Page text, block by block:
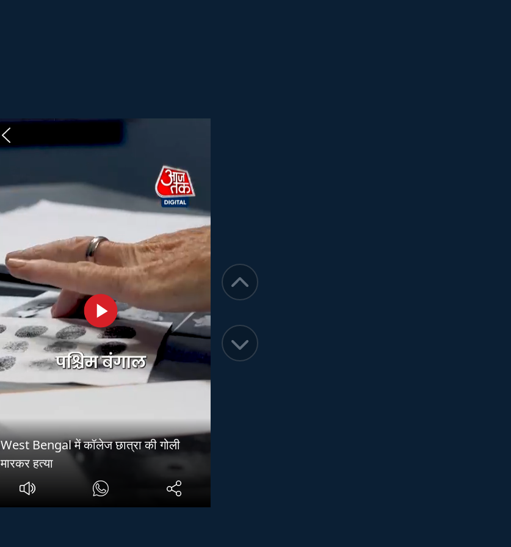
West Bengal में कॉलेज छात्रा की गोली
मारकर हत्या